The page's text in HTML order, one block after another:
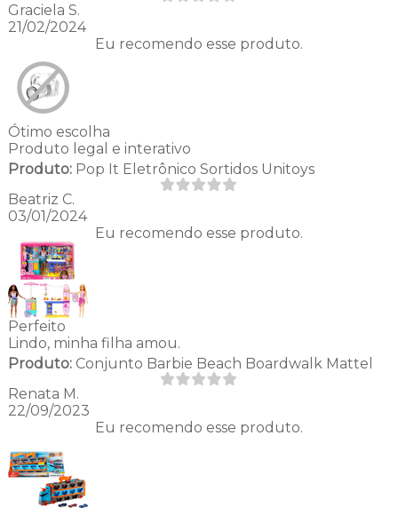
Graciela S.
21/02/2024
Eu recomendo esse produto.
Ótimo escolha
Produto legal e interativo
Produto:Pop It Eletrônico Sortidos Unitoys
Beatriz C.
03/01/2024
Eu recomendo esse produto.
Perfeito
Lindo, minha filha amou.
Produto:Conjunto Barbie Beach Boardwalk Mattel
Renata M.
22/09/2023
Eu recomendo esse produto.